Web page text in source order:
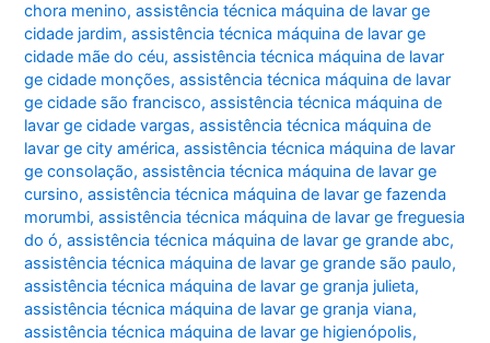
chora menino,assistência técnica máquina de lavar ge
cidade jardim,assistência técnica máquina de lavar ge
cidade mãe do céu,assistência técnica máquina de lavar
ge cidade monções,assistência técnica máquina de lavar
ge cidade são francisco,assistência técnica máquina de
lavar ge cidade vargas,assistência técnica máquina de
lavar ge city américa,assistência técnica máquina de lavar
ge consolação,assistência técnica máquina de lavar ge
cursino,assistência técnica máquina de lavar ge fazenda
morumbi,assistência técnica máquina de lavar ge freguesia
do ó,assistência técnica máquina de lavar ge grande abc,
assistência técnica máquina de lavar ge grande são paulo,
assistência técnica máquina de lavar ge granja julieta,
assistência técnica máquina de lavar ge granja viana,
assistência técnica máquina de lavar ge higienópolis,